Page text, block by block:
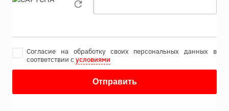
Согласие на обработку своих персональных данных в
соответствии с условиями